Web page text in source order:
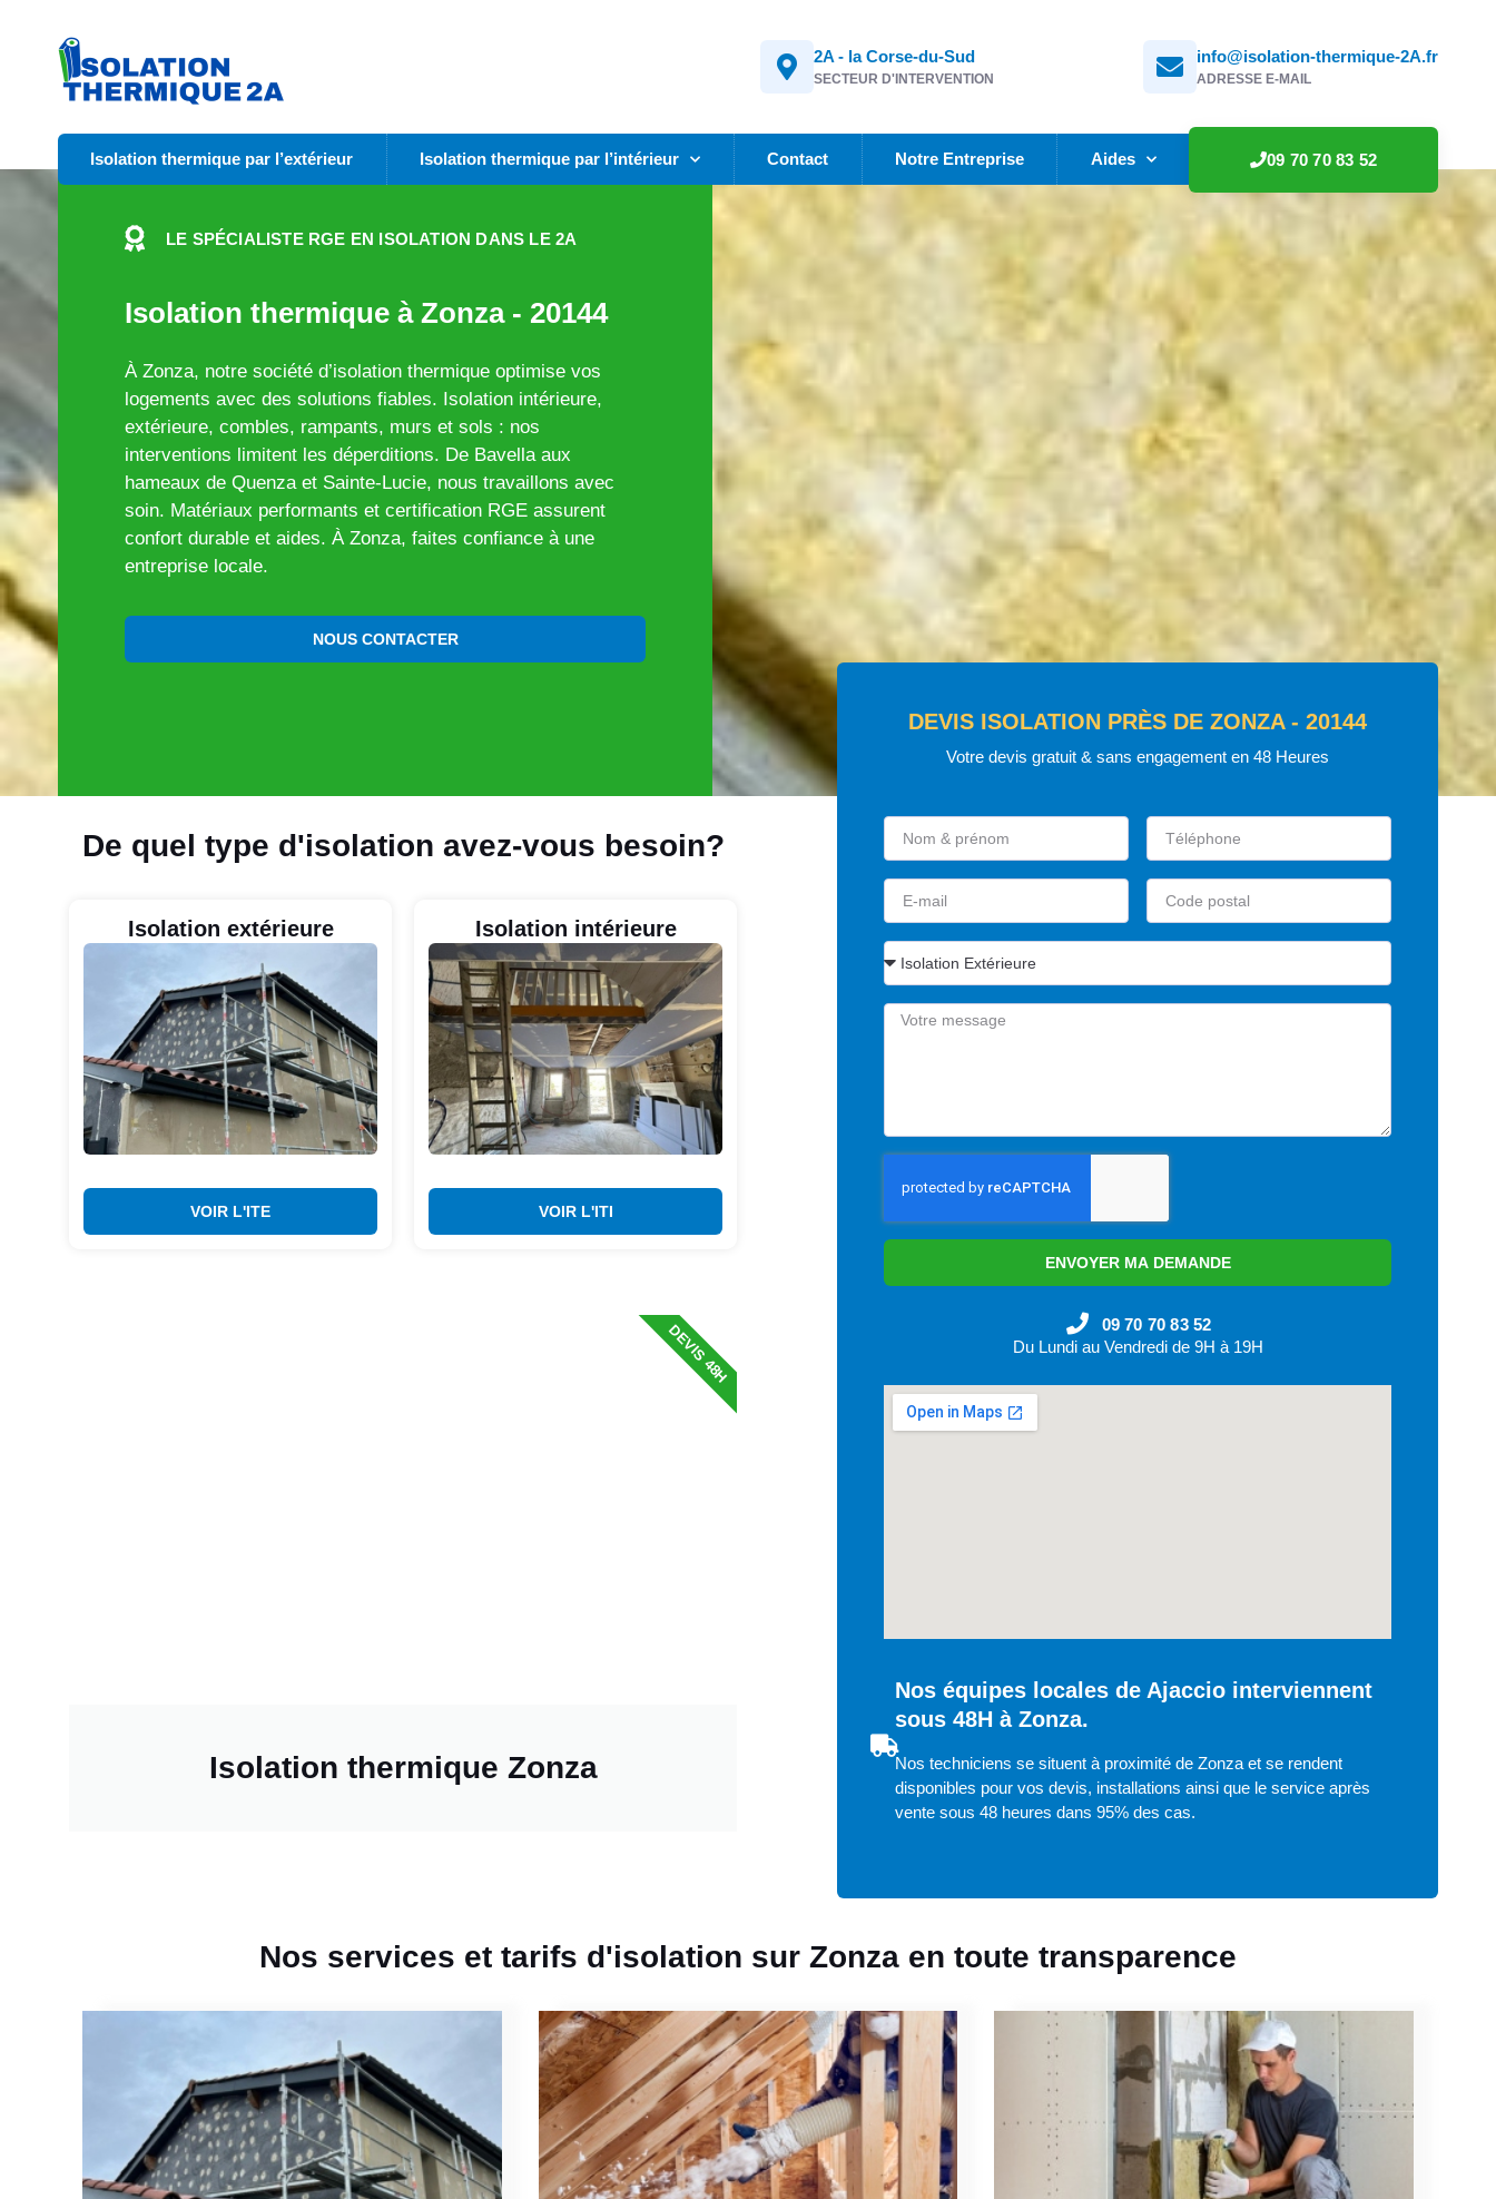
2A - la Corse-du-Sud
SECTEUR D'INTERVENTION
info@isolation-thermique-2A.fr
ADRESSE E-MAIL
Isolation thermique par l’extérieur Isolation thermique par l’intérieur Contact Notre Entreprise Aides 09 70 70 83 52
LE SPÉCIALISTE RGE EN ISOLATION DANS LE 2A
Isolation thermique à Zonza - 20144
À Zonza, notre société d’isolation thermique optimise vos
logements avec des solutions fiables. Isolation intérieure,
extérieure, combles, rampants, murs et sols : nos
interventions limitent les déperditions. De Bavella aux
hameaux de Quenza et Sainte-Lucie, nous travaillons avec
soin. Matériaux performants et certification RGE assurent
confort durable et aides. À Zonza, faites confiance à une
entreprise locale.
NOUS CONTACTER
De quel type d'isolation avez-vous besoin?
Isolation extérieure
VOIR L'ITE
Isolation intérieure
VOIR L'ITI
Isolation thermique Zonza
DEVIS 48H
DEVIS ISOLATION PRÈS DE ZONZA - 20144
Votre devis gratuit & sans engagement en 48 Heures
ENVOYER MA DEMANDE
09 70 70 83 52
Du Lundi au Vendredi de 9H à 19H
Nos équipes locales de Ajaccio interviennent
sous 48H à Zonza.
Nos techniciens se situent à proximité de Zonza et se rendent
disponibles pour vos devis, installations ainsi que le service après
vente sous 48 heures dans 95% des cas.
Nos services et tarifs d'isolation sur Zonza en toute transparence